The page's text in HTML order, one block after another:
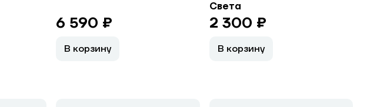
6 590 ₽
В корзину
Света
2 300 ₽
В корзину